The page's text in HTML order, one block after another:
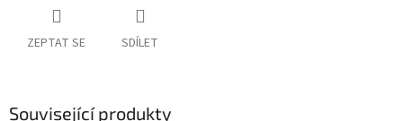
ZEPTAT SE SDÍLET
Související produkty